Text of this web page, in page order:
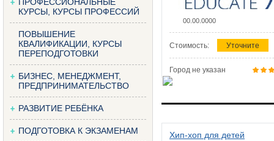
КУРСЫ, КУРСЫ ПРОФЕССИЙ
ПОВЫШЕНИЕ
КВАЛИФИКАЦИИ, КУРСЫ
ПЕРЕПОДГОТОВКИ
БИЗНЕС, МЕНЕДЖМЕНТ,
ПРЕДПРИНИМАТЕЛЬСТВО
РАЗВИТИЕ РЕБЁНКА
ПОДГОТОВКА К ЭКЗАМЕНАМ
00.00.0000
Стоимость: Уточните
Город не указан
Хип-хоп для детей